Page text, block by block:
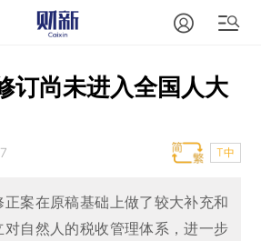
订尚未进入全国人大
T中
正案在原稿基础上做了较大补充和
自然人的税收管理体系，进一步